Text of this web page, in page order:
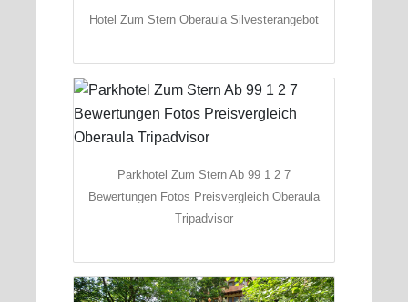
Hotel Zum Stern Oberaula Silvesterangebot
Parkhotel Zum Stern Ab 99 1 2 7
Bewertungen Fotos Preisvergleich Oberaula
Tripadvisor